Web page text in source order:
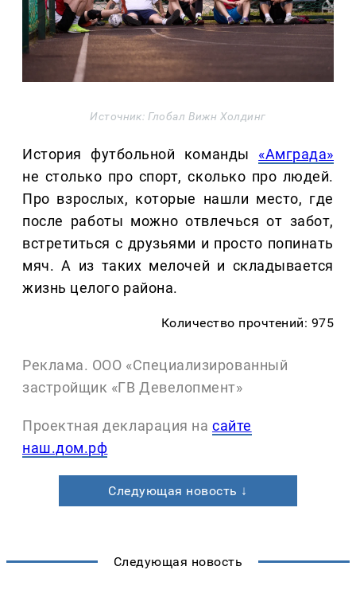
Источник: Глобал Вижн Холдинг
История футбольной команды «Амграда»
не столько про спорт, сколько про людей.
Про взрослых, которые нашли место, где
после работы можно отвлечься от забот,
встретиться с друзьями и просто попинать
мяч. А из таких мелочей и складывается
жизнь целого района.
Количество прочтений: 975
Реклама. ООО «Специализированный
застройщик «ГВ Девелопмент»
Проектная декларация на сайте
наш.дом.рф
Следующая новость ↓
Следующая новость